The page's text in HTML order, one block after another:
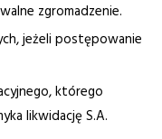
zgromadzenie.
jeżeli postępowanie
którego
likwidację S.A.